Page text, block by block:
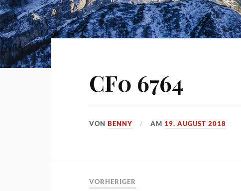
CF0 6764
VONBENNY AM 19. AUGUST 2018
VORHERIGER